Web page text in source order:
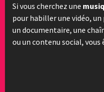
Si vous cherchez une
pour habiller une vidéo, un
un documentaire, une
ou un contenu social, vous